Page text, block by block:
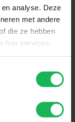
analyse. Deze
met andere
die ze hebben
hun services.
kanalen!
en